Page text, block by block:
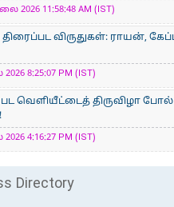
2026 11:58:48 AM (IST)
திரைப்பட விருதுகள்: ராயன்,
8:25:07 PM (IST)
வெளியீட்டைத் திருவிழா
4:16:27 PM (IST)
Directory